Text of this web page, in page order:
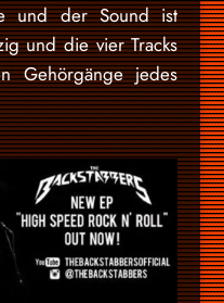
und der Sound ist
und die vier Tracks
Gehörgänge jedes